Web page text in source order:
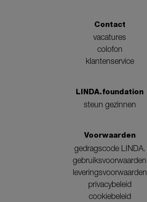
Contact
vacatures
colofon
klantenservice
LINDA.foundation
steun gezinnen
Voorwaarden
gedragscode LINDA.
gebruiksvoorwaarden
leveringsvoorwaarden
privacybeleid
cookiebeleid